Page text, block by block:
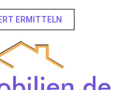
ERMITTELN